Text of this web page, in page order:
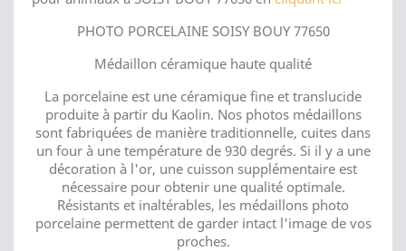
PHOTO PORCELAINE SOISY BOUY 77650
Médaillon céramique haute qualité
La porcelaine est une céramique fine et translucide
produite à partir du Kaolin. Nos photos médaillons
sont fabriquées de manière traditionnelle, cuites dans
un four à une température de 930 degrés. Si il y a une
décoration à l'or, une cuisson supplémentaire est
nécessaire pour obtenir une qualité optimale.
Résistants et inaltérables, les médaillons photo
porcelaine permettent de garder intact l'image de vos
proches.